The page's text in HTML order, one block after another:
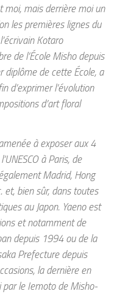
moi, mais derrière moi un
les premières lignes du
Kotaro
de l’École Misho depuis
diplôme de cette École, a
d’exprimer l’évolution
d’art floral
à exposer aux 4
à Paris, de
Madrid, Hong
et, bien sûr, dans toutes
au Japon. Yaeno est
et notamment de
depuis 1994 ou de la
Prefecture depuis
la dernière en
le Iemoto de Misho-